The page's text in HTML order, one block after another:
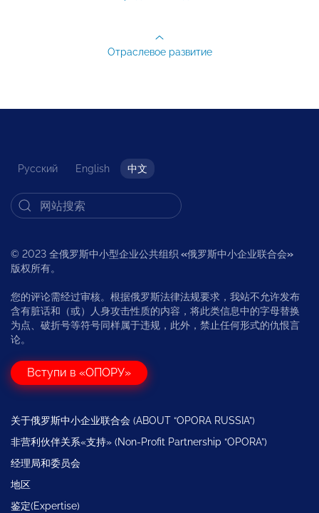
Отраслевое развитие
Русский English 中文
© 2023 全俄罗斯中小型企业公共组织 «俄罗斯中小企业联合会»
版权所有。
您的评论需经过审核。根据俄罗斯法律法规要求，我站不允许发布
含有脏话和（或）人身攻击性质的内容，将此类信息中的字母替换
为点、破折号等符号同样属于违规，此外，禁止任何形式的仇恨言
论。
Вступи в «ОПОРУ»
关于俄罗斯中小企业联合会 (ABOUT “OPORA RUSSIA”)
非营利伙伴关系«支持» (Non-Profit Partnership “OPORA”)
经理局和委员会
地区
鉴定(Expertise)